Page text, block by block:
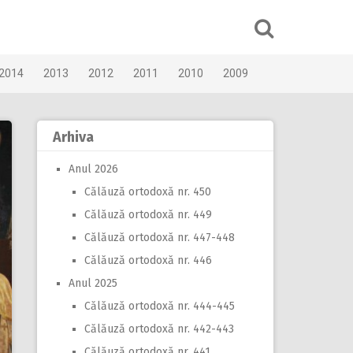
2013 2012 2011 2010 2009
Arhiva
Anul 2026
Călăuză ortodoxă nr. 450
Călăuză ortodoxă nr. 449
Călăuză ortodoxă nr. 447-448
Călăuză ortodoxă nr. 446
Anul 2025
Călăuză ortodoxă nr. 444-445
Călăuză ortodoxă nr. 442-443